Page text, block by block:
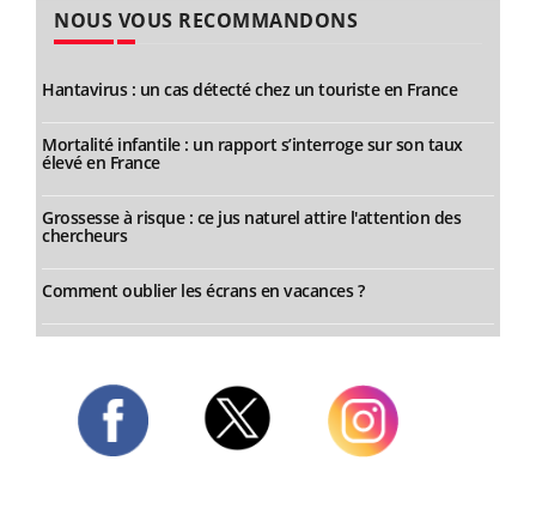
NOUS VOUS RECOMMANDONS
Hantavirus : un cas détecté chez un touriste en France
Mortalité infantile : un rapport s’interroge sur son taux
élevé en France
Grossesse à risque : ce jus naturel attire l'attention des
chercheurs
Comment oublier les écrans en vacances ?